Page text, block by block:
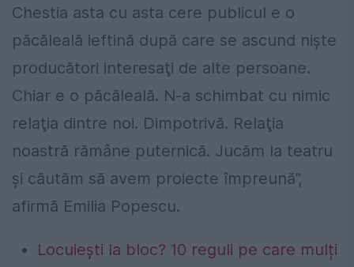
Chestia asta cu asta cere publicul e o
păcăleală ieftină după care se ascund nişte
producători interesaţi de alte persoane.
Chiar e o păcăleală. N-a schimbat cu nimic
relaţia dintre noi. Dimpotrivă. Relaţia
noastră rămâne puternică. Jucăm la teatru
şi căutăm să avem proiecte împreună”,
afirmă Emilia Popescu.
Locuiești la bloc? 10 reguli pe care mulți